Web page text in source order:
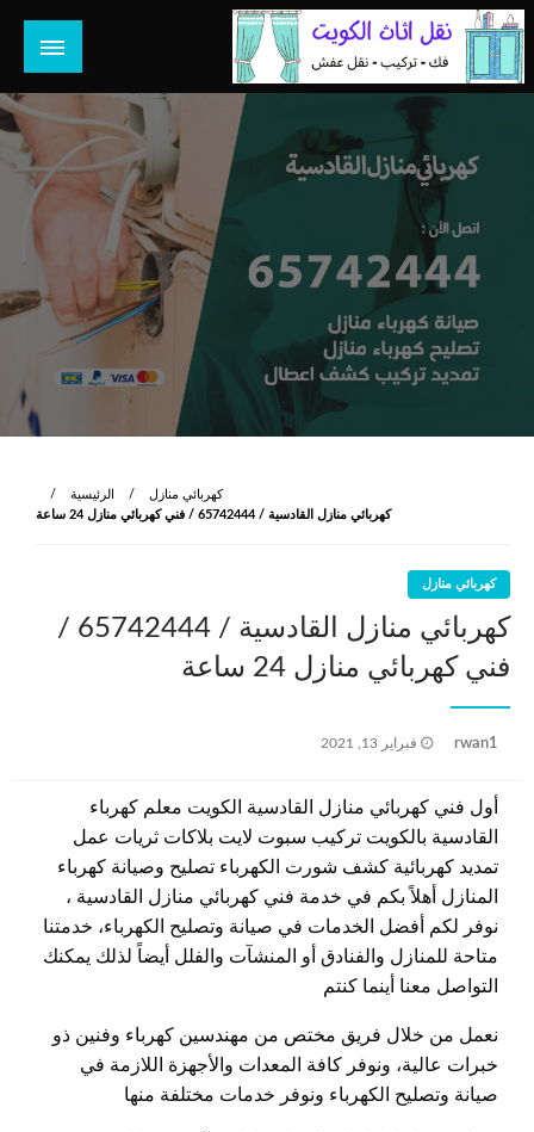
التخطي
إلى
المحتوى
هل تبحث
هل تبحث عن أفضل خدمات بالكويت؟ خدمة فك نقل تركيب صيانة
تصليح جميع الخدمات المنزلية في الكويت
الرئيسية
كهربائي منازل
كهربائي منازل القادسية / 65742444 / فني كهربائي منازل 24 ساعة
كهربائي منازل
كهربائي منازل القادسية / 65742444 /
فني كهربائي منازل 24 ساعة
rwan1
نُشر
فبراير 13, 2021
أول فني كهربائي منازل القادسية الكويت معلم كهرباء
القادسية بالكويت تركيب سبوت لايت بلاكات ثريات عمل
تمديد كهربائية كشف شورت الكهرباء تصليح وصيانة كهرباء
المنازل أهلاً بكم في خدمة فني كهربائي منازل القادسية ،
نوفر لكم أفضل الخدمات في صيانة وتصليح الكهرباء، خدمتنا
متاحة للمنازل والفنادق أو المنشآت والفلل أيضاً لذلك يمكنك
التواصل معنا أينما كنتم
نعمل من خلال فريق مختص من مهندسين كهرباء وفنين ذو
خبرات عالية، ونوفر كافة المعدات والأجهزة اللازمة في
صيانة وتصليح الكهرباء ونوفر خدمات مختلفة منها